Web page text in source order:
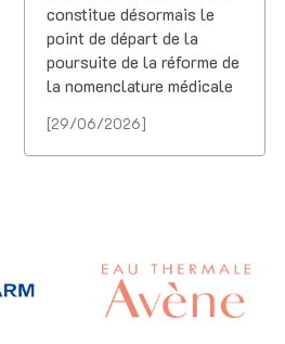
constitue désormais le
point de départ de la
poursuite de la réforme de
la nomenclature médicale
[29/06/2026]